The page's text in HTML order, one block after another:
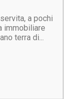
a pochi
immobiliare
terra di...